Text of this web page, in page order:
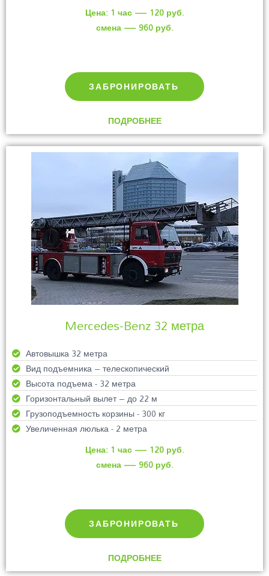
Цена: 1 час — 120 руб.
смена — 960 руб.
ЗАБРОНИРОВАТЬ
ПОДРОБНЕЕ
Mercedes-Benz 32 метра
Автовышка 32 метра
Вид подъемника – телескопический
Высота подъема - 32 метра
Горизонтальный вылет – до 22 м
Грузоподъемность корзины - 300 кг
Увеличенная люлька - 2 метра
Цена: 1 час — 120 руб.
смена — 960 руб.
ЗАБРОНИРОВАТЬ
ПОДРОБНЕЕ